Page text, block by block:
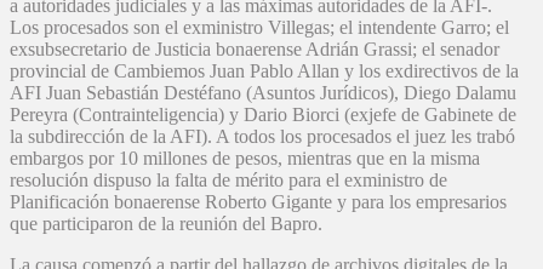
a autoridades judiciales y a las máximas autoridades de la AFI-.
Los procesados son el exministro Villegas; el intendente Garro; el
exsubsecretario de Justicia bonaerense Adrián Grassi; el senador
provincial de Cambiemos Juan Pablo Allan y los exdirectivos de la
AFI Juan Sebastián Destéfano (Asuntos Jurídicos), Diego Dalamu
Pereyra (Contrainteligencia) y Dario Biorci (exjefe de Gabinete de
la subdirección de la AFI). A todos los procesados el juez les trabó
embargos por 10 millones de pesos, mientras que en la misma
resolución dispuso la falta de mérito para el exministro de
Planificación bonaerense Roberto Gigante y para los empresarios
que participaron de la reunión del Bapro.